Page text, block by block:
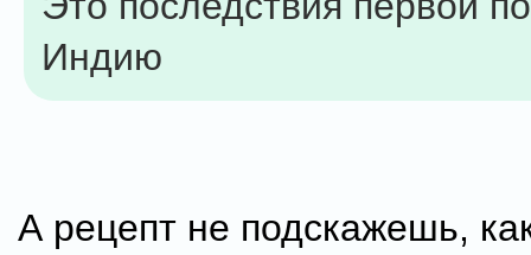
Индию
А рецепт не подскажешь,